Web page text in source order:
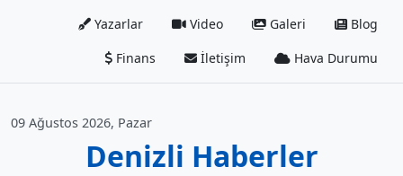
Yazarlar Video Galeri
Blog
Finans
İletişim Hava Durumu
09 Ağustos 2026, Pazar
Denizli Haberler